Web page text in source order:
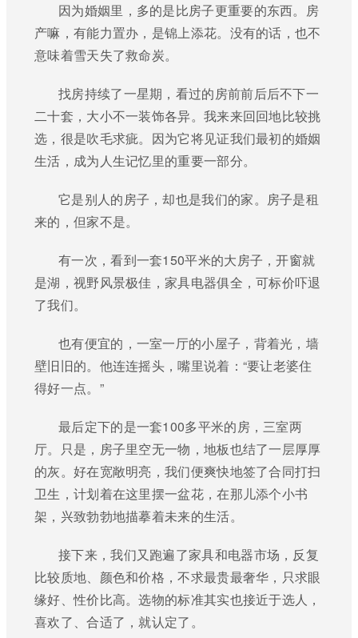
因为婚姻里，多的是比房子更重要的东西。房
产嘛，有能力置办，是锦上添花。没有的话，也不
意味着雪天失了救命炭。
找房持续了一星期，看过的房前前后后不下一
二十套，大小不一装饰各异。我来来回回地比较挑
选，很是吹毛求疵。因为它将见证我们最初的婚姻
生活，成为人生记忆里的重要一部分。
它是别人的房子，却也是我们的家。房子是租
来的，但家不是。
有一次，看到一套150平米的大房子，开窗就
是湖，视野风景极佳，家具电器俱全，可标价吓退
了我们。
也有便宜的，一室一厅的小屋子，背着光，墙
壁旧旧的。他连连摇头，嘴里说着：“要让老婆住
得好一点。”
最后定下的是一套100多平米的房，三室两
厅。只是，房子里空无一物，地板也结了一层厚厚
的灰。好在宽敞明亮，我们便爽快地签了合同打扫
卫生，计划着在这里摆一盆花，在那儿添个小书
架，兴致勃勃地描摹着未来的生活。
接下来，我们又跑遍了家具和电器市场，反复
比较质地、颜色和价格，不求最贵最奢华，只求眼
缘好、性价比高。选物的标准其实也接近于选人，
喜欢了、合适了，就认定了。